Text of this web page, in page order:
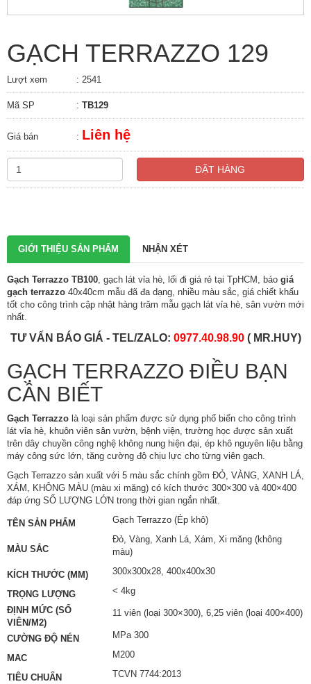
GẠCH TERRAZZO 129
Lượt xem : 2541
Mã SP : TB129
Giá bán : Liên hệ
ĐẶT HÀNG
GIỚI THIỆU SẢN PHẨM NHẬN XÉT
Gạch Terrazzo TB100, gạch lát vỉa hè, lối đi giá rẻ tại TpHCM, báo giá
gạch terrazzo 40x40cm mẫu đã đa dạng, nhiều màu sắc, giá chiết khấu
tốt cho công trình cập nhật hàng trăm mẫu gạch lát vỉa hè, sân vườn mới
nhất.
TƯ VẤN BÁO GIÁ - TEL/ZALO: 0977.40.98.90( MR.HUY)
GẠCH TERRAZZO ĐIỀU BẠN
CẦN BIẾT
Gạch Terrazzo là loại sản phẩm được sử dụng phổ biến cho công trình
lát vỉa hè, khuôn viên sân vườn, bệnh viện, trường học được sản xuất
trên dây chuyền công nghệ không nung hiện đại, ép khô nguyên liệu bằng
máy công sức lớn, tăng cường độ chịu lực cho từng viên gạch.
Gạch Terrazzo sản xuất với 5 màu sắc chính gồm ĐỎ, VÀNG, XANH LÁ,
XÁM, KHÔNG MÀU (màu xi măng) có kích thước 300×300 và 400×400
đáp ứng SỐ LƯỢNG LỚN trong thời gian ngắn nhất.
TÊN SẢN PHẨM Gạch Terrazzo (Ép khô)
MÀU SẮC
Đỏ, Vàng, Xanh Lá, Xám, Xi măng (không
màu)
KÍCH THƯỚC (MM) 300x300x28, 400x400x30
TRỌNG LƯỢNG
< 4kg
ĐỊNH MỨC (SỐ
VIÊN/M2)
11 viên (loại 300×300), 6,25 viên (loại 400×400)
CƯỜNG ĐỘ NÉN MPa 300
MAC M200
TIÊU CHUẨN TCVN 7744:2013